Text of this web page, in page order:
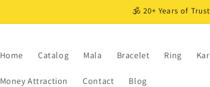
🕉️ 20+ Years of
Home Catalog Mala Bracelet Ring
Money Attraction Contact Blog